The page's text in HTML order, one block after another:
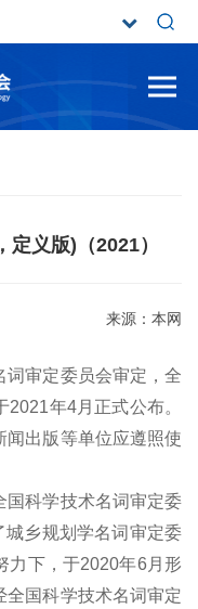
定义版)（2021）
来源：本网
词审定委员会审定，全
2021年4月正式公布。
闻出版等单位应遵照使
国科学技术名词审定委
城乡规划学名词审定委
力下，于2020年6 月形
全国科学技术名词审定